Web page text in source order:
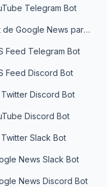
Telegram Bot
Bot de Google News para Telegram
Feed Telegram Bot
Feed Discord Bot
Discord Bot
Discord Bot
Slack Bot
News Slack Bot
News Discord Bot